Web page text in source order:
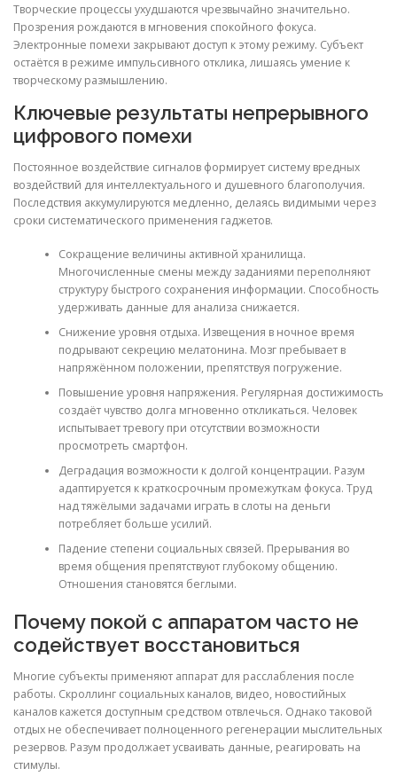
Творческие процессы ухудшаются чрезвычайно значительно.
Прозрения рождаются в мгновения спокойного фокуса.
Электронные помехи закрывают доступ к этому режиму. Субъект
остаётся в режиме импульсивного отклика, лишаясь умение к
творческому размышлению.
Ключевые результаты непрерывного
цифрового помехи
Постоянное воздействие сигналов формирует систему вредных
воздействий для интеллектуального и душевного благополучия.
Последствия аккумулируются медленно, делаясь видимыми через
сроки систематического применения гаджетов.
Сокращение величины активной хранилища.
Многочисленные смены между заданиями переполняют
структуру быстрого сохранения информации. Способность
удерживать данные для анализа снижается.
Снижение уровня отдыха. Извещения в ночное время
подрывают секрецию мелатонина. Мозг пребывает в
напряжённом положении, препятствуя погружение.
Повышение уровня напряжения. Регулярная достижимость
создаёт чувство долга мгновенно откликаться. Человек
испытывает тревогу при отсутствии возможности
просмотреть смартфон.
Деградация возможности к долгой концентрации. Разум
адаптируется к краткосрочным промежуткам фокуса. Труд
над тяжёлыми задачами играть в слоты на деньги
потребляет больше усилий.
Падение степени социальных связей. Прерывания во
время общения препятствуют глубокому общению.
Отношения становятся беглыми.
Почему покой с аппаратом часто не
содействует восстановиться
Многие субъекты применяют аппарат для расслабления после
работы. Скроллинг социальных каналов, видео, новостийных
каналов кажется доступным средством отвлечься. Однако таковой
отдых не обеспечивает полноценного регенерации мыслительных
резервов. Разум продолжает усваивать данные, реагировать на
стимулы.